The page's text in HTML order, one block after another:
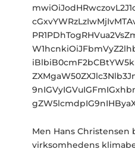
Men Hans
virksomhedens